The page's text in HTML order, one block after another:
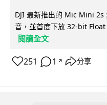
DJI 最新推出的 Mic Mini 2s
音，並首度下放 32-bit
閱讀全文
251 1 ↗ 分享